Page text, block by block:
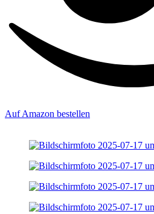
Auf Amazon bestellen